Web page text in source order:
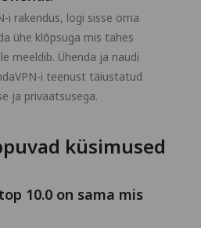
i rakendus, logi sisse oma
ühe klõpsuga mis tahes
meeldib. Ühenda ja naudi
i teenust täiustatud
ja privaatsusega.
küsimused
10.0 on sama mis